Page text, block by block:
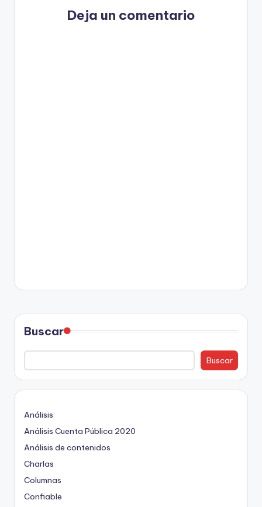
Deja un comentario
Buscar
Buscar
Análisis
Análisis Cuenta Pública 2020
Análisis de contenidos
Charlas
Columnas
Confiable